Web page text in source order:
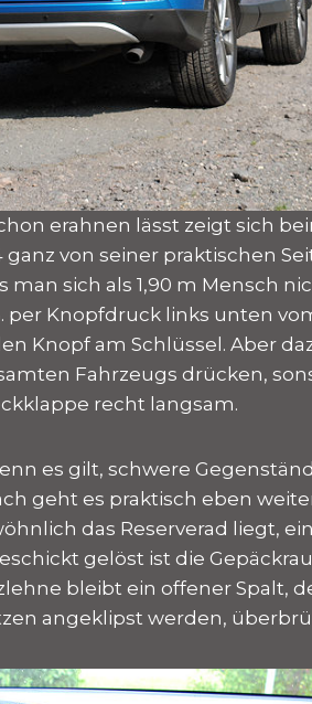
erahnen lässt zeigt sich
von seiner praktischen
sich als 1,90 m Mensch
per Knopfdruck links unten
Knopf am Schlüssel. Aber
Fahrzeugs drücken,
recht langsam.
es gilt, schwere
geht es praktisch eben
das Reserverad liegt,
gelöst ist die
bleibt ein offener Spalt,
angeklipst werden,